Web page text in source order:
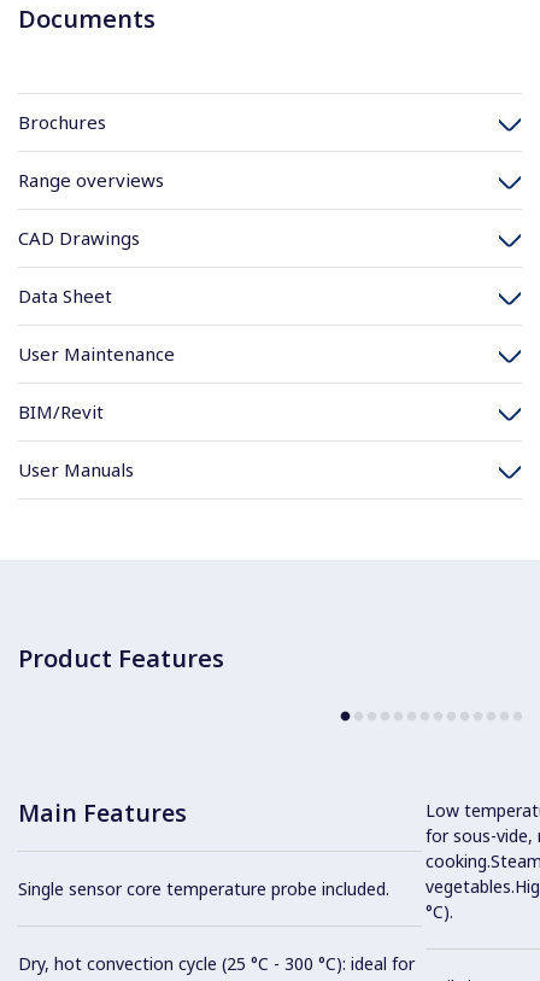
Documents
Brochures
Range overviews
CAD Drawings
Data Sheet
User Maintenance
BIM/Revit
User Manuals
Product Features
Main Features
Single sensor core temperature probe included.
Dry, hot convection cycle (25 °C - 300 °C): ideal for
Low
for sous-vide,
°C).